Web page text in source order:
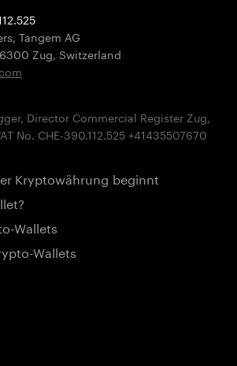
Tangem AG
6300 Zug, Switzerland
Director Commercial Register Zug,
Kryptowährung beginnt
Wallets
Wallets